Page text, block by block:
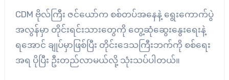
CDM ဗိုလ်ကြီး ဇင်ယော်က စစ်တပ်အနေနဲ့ ရွေးကောက်ပွဲ
အလွန်မှာ တိုင်းရင်းသားတွေကို တွေ့ဆုံဆွေးနွေးရေးနဲ့
ရအောင် ချုပ်မှာဖြစ်ပြီး တိုင်းဒေသကြီးဘက်ကို စစ်ရေး
အရ ပိုပြီး ဦးတည်လာမယ်လို့ သုံးသပ်ပါတယ်။